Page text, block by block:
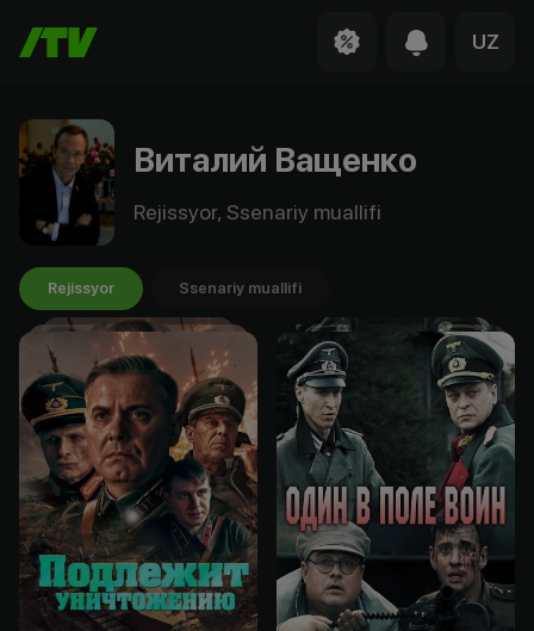
UZ
Виталий Ващенко
Rejissyor, Ssenariy muallifi
Rejissyor Ssenariy muallifi